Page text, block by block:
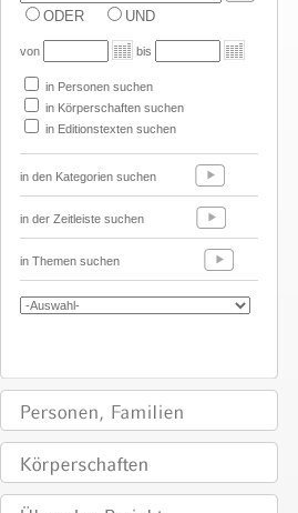
ODER UND
von bis
in Personen suchen
in Körperschaften suchen
in Editionstexten suchen
in den Kategorien suchen
in der Zeitleiste suchen
in Themen suchen